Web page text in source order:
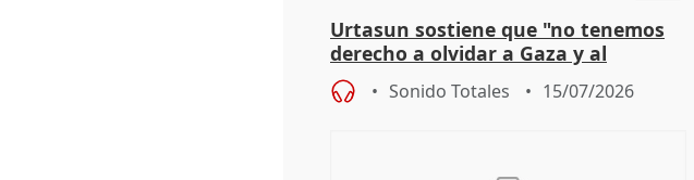
Urtasun sostiene que "no tenemos
derecho a olvidar a Gaza y al
genocidio"
Sonido Totales 15/07/2026